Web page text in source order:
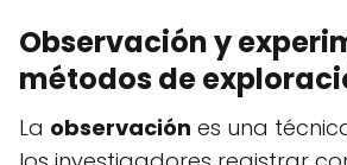
Observación y
métodos de
La observación es una